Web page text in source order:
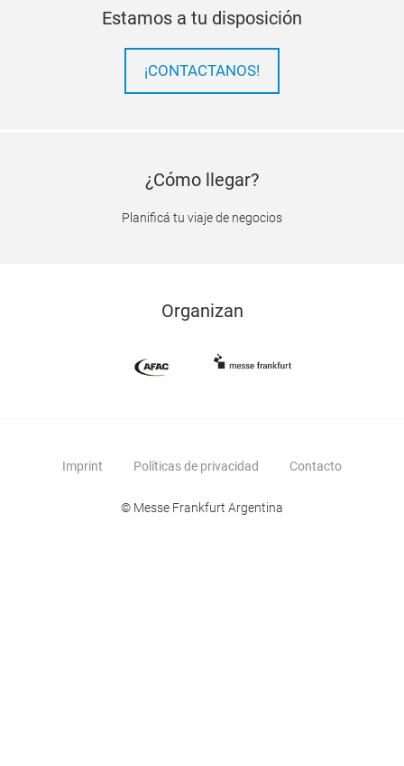
Estamos a tu disposición
¡CONTACTANOS!
¿Cómo llegar?
Planificá tu viaje de negocios
Organizan
Imprint Políticas de privacidad Contacto
© Messe Frankfurt Argentina